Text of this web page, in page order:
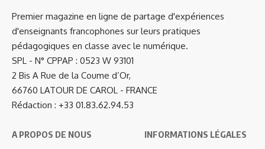
Premier magazine en ligne de partage d'expériences
d'enseignants francophones sur leurs pratiques
pédagogiques en classe avec le numérique.
SPL - N° CPPAP : 0523 W 93101
2 Bis A Rue de la Coume d’Or,
66760 LATOUR DE CAROL - FRANCE
Rédaction : +33 01.83.62.94.53
A PROPOS DE NOUS INFORMATIONS LÉGALES